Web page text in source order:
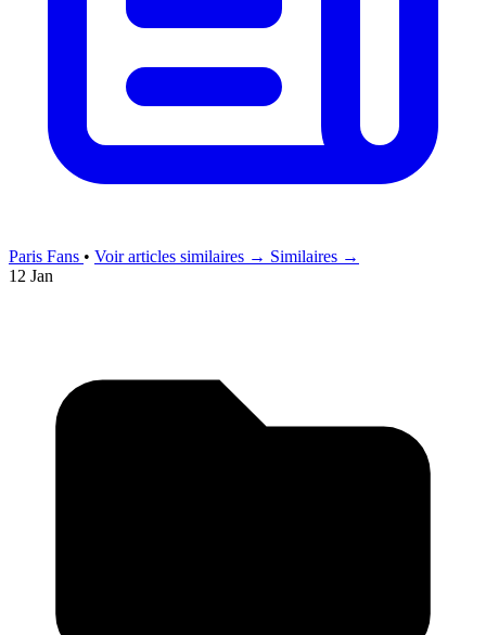
Paris Fans • Voir articles similaires → Similaires →
12 Jan